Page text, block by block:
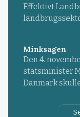
Effektivt
Minksagen
Den 4.
statsminister
Danmark